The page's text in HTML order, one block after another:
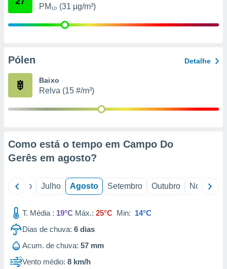
estudos
1199
PM₁₀ (31 µg/m³)
Pólen Detalhe
Baixo
Relva (15 #/m³)
Como está o tempo em Campo Do
Gerês em agosto?
Junho Julho Agosto Setembro Outubro Novembro
T. Média : 19°C Máx.: 25°C Min: 14°C
Dias de chuva: 6 dias
Acum. de chuva: 57 mm
Vento médio: 8 km/h